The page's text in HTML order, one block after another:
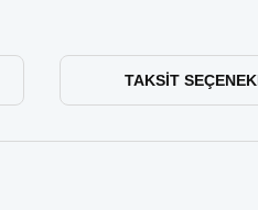
TAKSIT